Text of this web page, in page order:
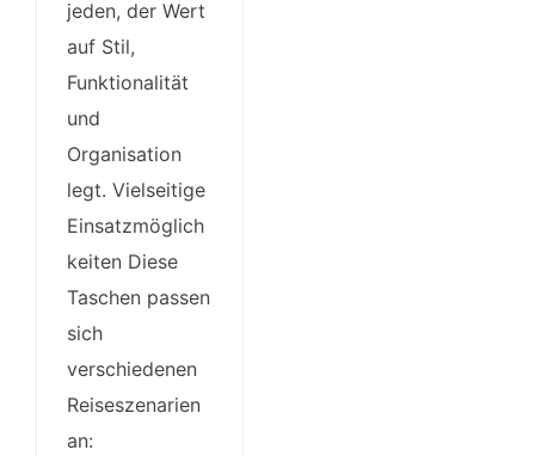
jeden, der Wert
auf Stil,
Funktionalität
und
Organisation
legt. Vielseitige
Einsatzmöglich
keiten Diese
Taschen passen
sich
verschiedenen
Reiseszenarien
an: